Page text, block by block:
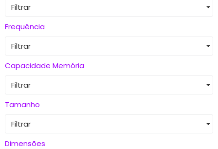
Filtrar
Frequência
Filtrar
Capacidade Memória
Filtrar
Tamanho
Filtrar
Dimensões